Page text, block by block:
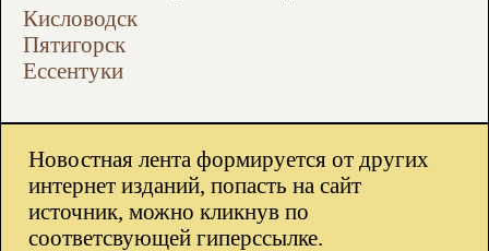
Кисловодск
Пятигорск
Ессентуки
Новостная лента формируется от других
интернет изданий, попасть на сайт
источник, можно кликнув по
соответсвующей гиперссылке.